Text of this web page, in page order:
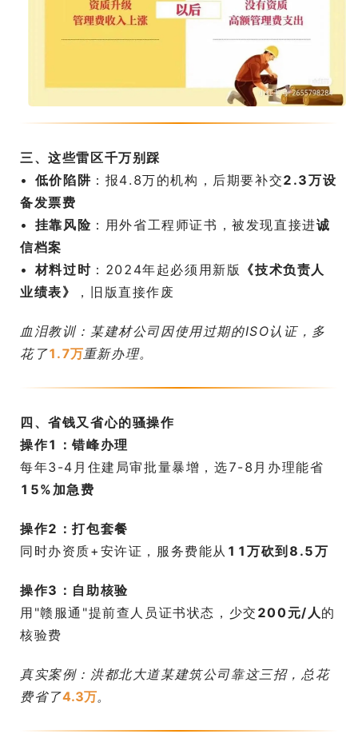
三、这些雷区千万别踩
• ​ 低价陷阱 ：报4.8万的机构，后期要补交2.3万设
备发票费
• ​ 挂靠风险 ：用外省工程师证书，被发现直接进诚
信档案
• ​材料过时 ：2024年起必须用新版 ​《技术负责人
业绩表》​
，旧版直接作废
血泪教训：某建材公司因使用过期的ISO认证，多
花了1.7万重新办理。
四、省钱又省心的骚操作
操作1：错峰办理
每年3-4月住建局审批量暴增，选7-8月办理能省
15%加急费
操作2：打包套餐
同时办资质+安许证，服务费能从 11万砍到8.5万
操作3：自助核验
用"赣服通"提前查人员证书状态，少交 200元/人 的
核验费
真实案例：洪都北大道某建筑公司靠这三招，总花
费省了4.3万。